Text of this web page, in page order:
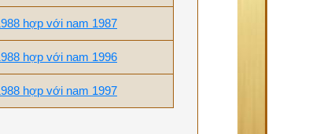
hợp với nam 1987
hợp với nam 1996
hợp với nam 1997